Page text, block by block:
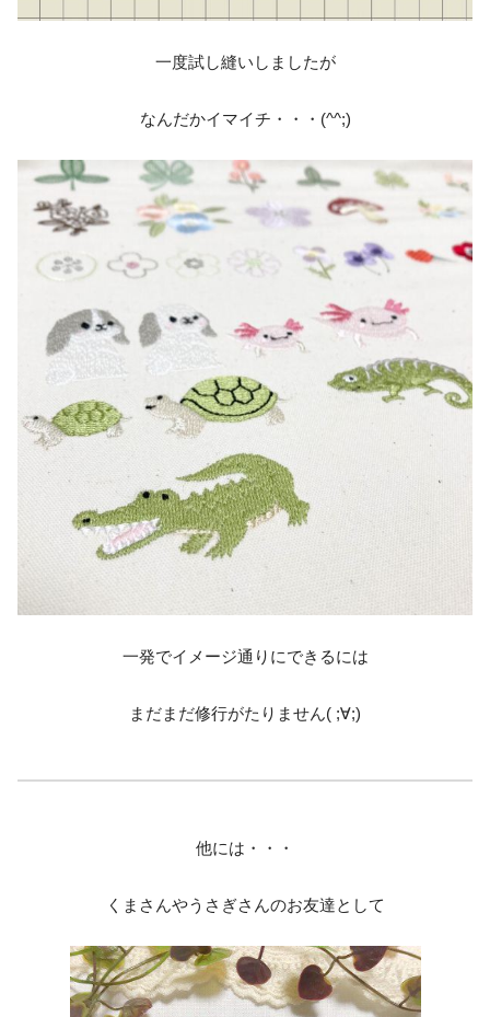
一度試し縫いしましたが
なんだかイマイチ・・・(^^;)
一発でイメージ通りにできるには
まだまだ修行がたりません( ;∀;)
他には・・・
くまさんやうさぎさんのお友達として